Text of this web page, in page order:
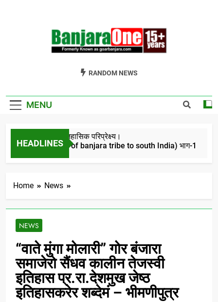
Welcome To
GoarBanjara.com
RANDOM NEWS
MENU
HEADLINES
बंजारो का ऐतिहासिक परिप्रेक्ष्य।
(Migration of banjara tribe to south India) भाग-1
4 Years Ago
Home News
NEWS
“वाते मुंगा मोलारी” गोर बंजारा
समाजेरो सैंधव कालीन तेजस्वी
इतिहास प्र.रा.देशमुख जेष्ठ
इतिहासकरेर शब्देमं – भीमणीपुत्र